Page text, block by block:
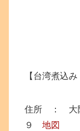
【台湾煮込
住所 ： 大
９地図